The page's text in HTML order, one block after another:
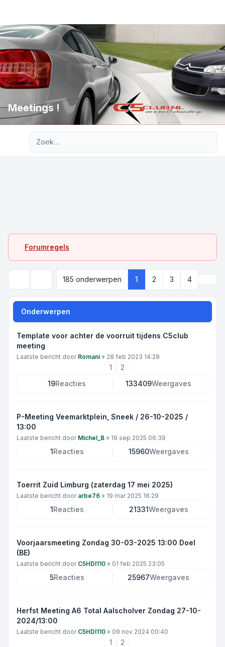
Meetings !
Forumregels
185 onderwerpen 1 2 3 4
Onderwerpen
Template voor achter de voorruit tijdens C5club
meeting
Laatste bericht door Romani » 28 feb 2023 14:28
1
2
19Reacties 133409Weergaves
P-Meeting Veemarktplein, Sneek / 26-10-2025 /
13:00
Laatste bericht door Michel_B » 19 sep 2025 06:39
1Reacties 15960Weergaves
Toerrit Zuid Limburg (zaterdag 17 mei 2025)
Laatste bericht door arbe76 » 19 mar 2025 16:29
1Reacties 21331Weergaves
Voorjaarsmeeting Zondag 30-03-2025 13:00 Doel
(BE)
Laatste bericht door C5HDI110 » 01 feb 2025 23:05
5Reacties 25967Weergaves
Herfst Meeting A6 Total Aalscholver Zondag 27-10-
2024/13:00
Laatste bericht door C5HDI110 » 09 nov 2024 00:40
1
2